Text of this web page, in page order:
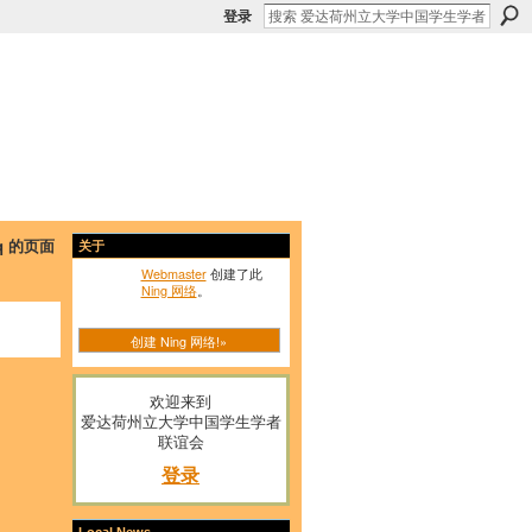
登录
的页面 关于
Webmaster创建了此
Ning 网络。
创建 Ning 网络!»
欢迎来到
爱达荷州立大学中国学生学者
联谊会
登录